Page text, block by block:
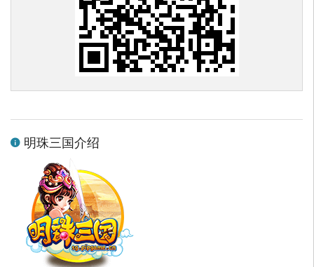
明珠三国介绍